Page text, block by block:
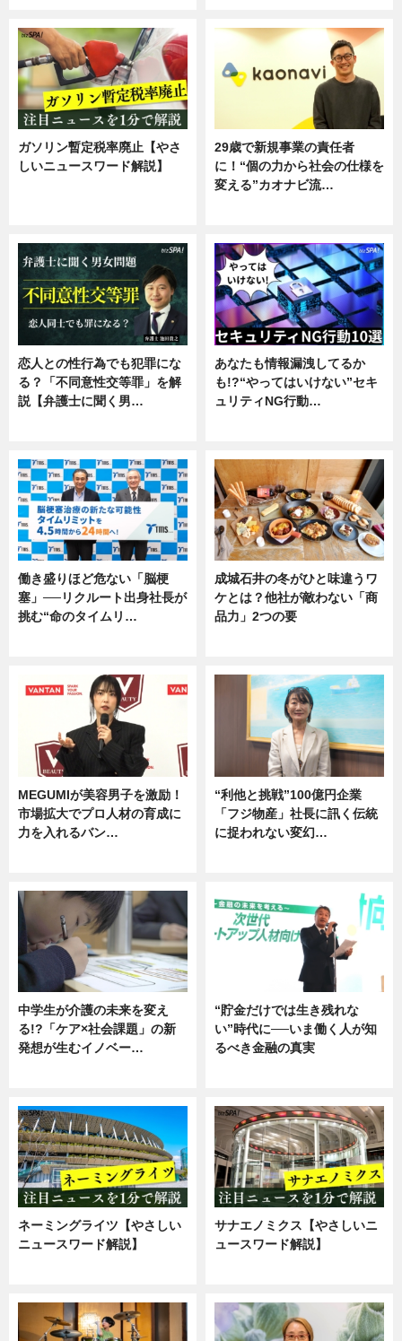
ガソリン暫定税率廃止【やさ
しいニュースワード解説】
29歳で新規事業の責任者
に！“個の力から社会の仕様を
変える”カオナビ流…
恋人との性行為でも犯罪にな
る？「不同意性交等罪」を解
説【弁護士に聞く男…
あなたも情報漏洩してるか
も!?“やってはいけない”セキ
ュリティNG行動…
働き盛りほど危ない「脳梗
塞」──リクルート出身社長が
挑む“命のタイムリ…
成城石井の冬がひと味違うワ
ケとは？他社が敵わない「商
品力」2つの要
MEGUMIが美容男子を激励！
市場拡大でプロ人材の育成に
力を入れるバン…
“利他と挑戦”100億円企業
「フジ物産」社長に訊く伝統
に捉われない変幻…
中学生が介護の未来を変え
る!?「ケア×社会課題」の新
発想が生むイノベー…
“貯金だけでは生き残れな
い”時代に──いま働く人が知
るべき金融の真実
ネーミングライツ【やさしい
ニュースワード解説】
サナエノミクス【やさしいニ
ュースワード解説】